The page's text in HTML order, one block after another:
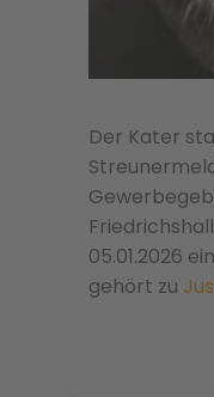
Der Kater
05.01.2026
gehört zu